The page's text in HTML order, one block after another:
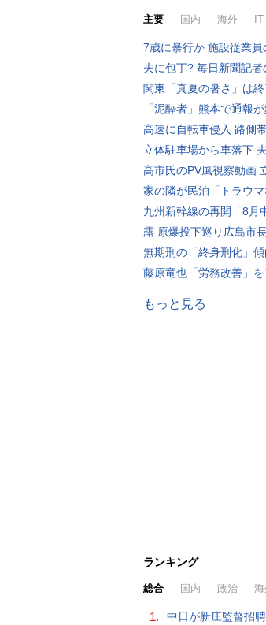
主要 国内 海外
7歳に暴行か 施設従業員
夫に包丁? 毎日新聞記者
関東「真夏の暑さ」は
「泥酔者」熊本で通報
高速に自転車侵入 路側
立体駐車場から車落下
高市氏のPV風視察動画
家の隣が民泊「トラウマ
九州新幹線の再開「8月
露 原爆投下巡り広島市
無期刑の「終身刑化」傾
藤原竜也「労務改善」
もっと見る
ランキング
総合 国内 政治
1. 中日が新庄監督招